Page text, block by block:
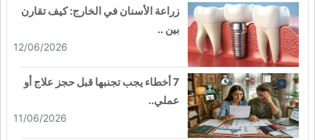
زراعة الأسنان في الخارج: كيف تقارن
بين ..
12/06/2026
7 أخطاء يجب تجنبها قبل حجز علاج أو
عملي..
11/06/2026